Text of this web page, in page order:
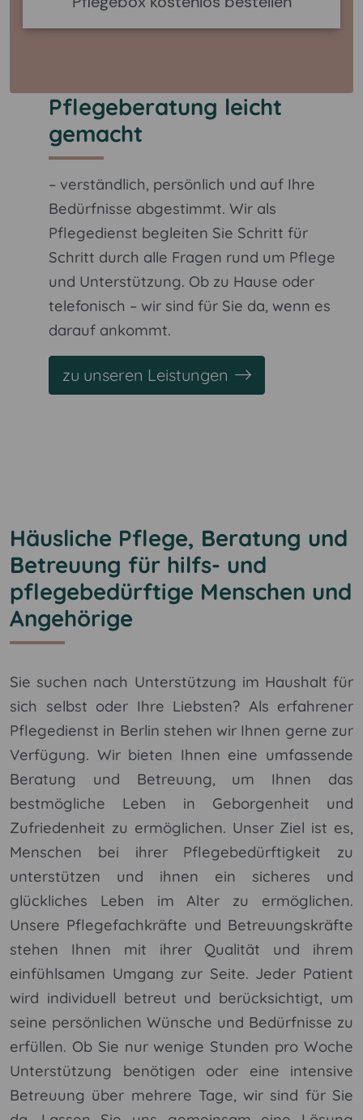
Pflegeberatung leicht
gemacht
– verständlich, persönlich und auf Ihre
Bedürfnisse abgestimmt. Wir als
Pflegedienst begleiten Sie Schritt für
Schritt durch alle Fragen rund um Pflege
und Unterstützung. Ob zu Hause oder
telefonisch – wir sind für Sie da, wenn es
darauf ankommt.
zu unseren Leistungen
Häusliche Pflege, Beratung und
Betreuung für hilfs- und
pflegebedürftige Menschen und
Angehörige
Sie suchen nach Unterstützung im Haushalt für
sich selbst oder Ihre Liebsten? Als erfahrener
Pflegedienst in Berlin stehen wir Ihnen gerne zur
Verfügung. Wir bieten Ihnen eine umfassende
Beratung und Betreuung, um Ihnen das
bestmögliche Leben in Geborgenheit und
Zufriedenheit zu ermöglichen. Unser Ziel ist es,
Menschen bei ihrer Pflegebedürftigkeit zu
unterstützen und ihnen ein sicheres und
glückliches Leben im Alter zu ermöglichen.
Unsere Pflegefachkräfte und Betreuungskräfte
stehen Ihnen mit ihrer Qualität und ihrem
einfühlsamen Umgang zur Seite. Jeder Patient
wird individuell betreut und berücksichtigt, um
seine persönlichen Wünsche und Bedürfnisse zu
erfüllen. Ob Sie nur wenige Stunden pro Woche
Unterstützung benötigen oder eine intensive
Betreuung über mehrere Tage, wir sind für Sie